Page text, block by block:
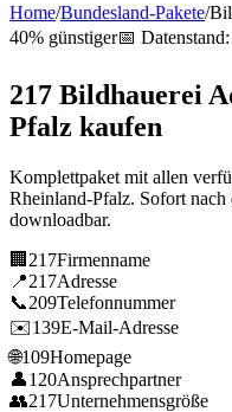
Home/Bundesland-Pakete/
40% günstiger📅 Datenstand:
217 Bildhauerei
Pfalz kaufen
Komplettpaket mit allen
Rheinland-Pfalz. Sofort
downloadbar.
🏢 217Firmenname
📍217Adresse
📞209Telefonnummer
✉️139E-Mail-Adresse
🌐109Homepage
👤120Ansprechpartner
👥217Unternehmensgröße